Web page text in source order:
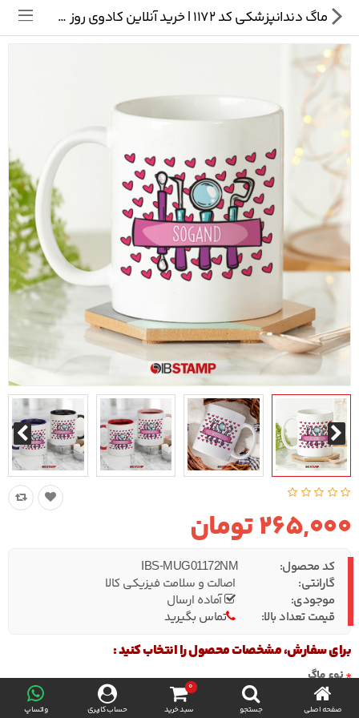
صفحه اصلی جستجو
0
سبد خرید
حساب کاربری واتساپ
ماگ دندانپزشکی کد 1172 | خرید آنلاین کادوی روز دندانپزشک
265,000 تومان
کد محصول: IBS-MUG01172NM
گارانتی:
اصالت و سلامت فیزیکی کالا
موجودی:
آماده ارسال
قیمت تعداد بالا:
تماس بگیرید
برای سفارش، مشخصات محصول را انتخاب کنید :
نوع ماگ
تی شرت
پیکسل
سایر محصولات
پیج ما در اینستاگرام سوالات متداول